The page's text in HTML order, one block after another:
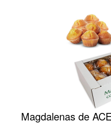
Magdalenas de